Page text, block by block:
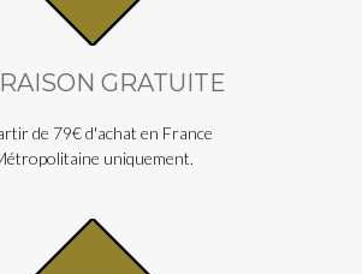
GRATUITE
de 79€ d'achat en France
uniquement.